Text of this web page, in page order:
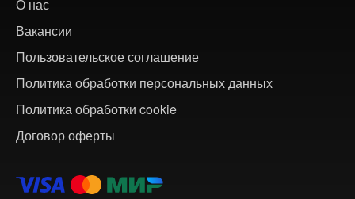
О нас
Вакансии
Пользовательское соглашение
Политика обработки персональных данных
Политика обработки cookie
Договор оферты